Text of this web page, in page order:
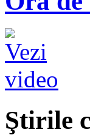
Ştirile